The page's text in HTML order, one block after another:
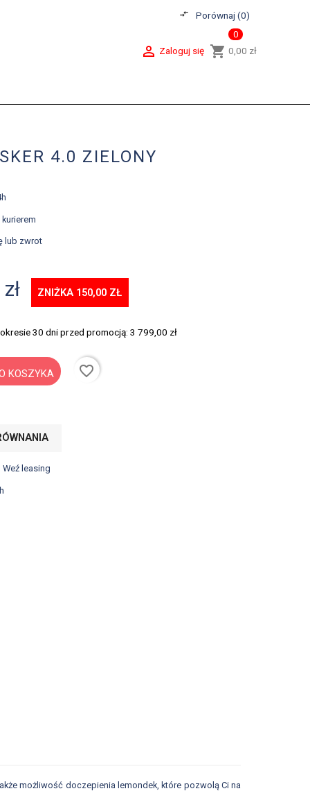
compare_arrows Porównaj (0)
shopping_cart
0
0,00 zł
 Zaloguj się
4.0 ZIELONY
lub zwrot
ZNIŻKA 150,00 ZŁ
30 dni przed promocją: 3 799,00 zł
KOSZYKA
favorite_border
leasing
możliwość doczepienia lemondek, które pozwolą Ci na